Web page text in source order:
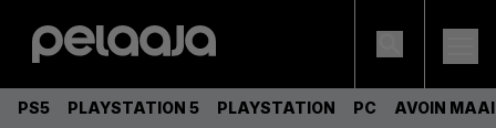
PS5 PLAYSTATION 5 PLAYSTATION PC AVOIN